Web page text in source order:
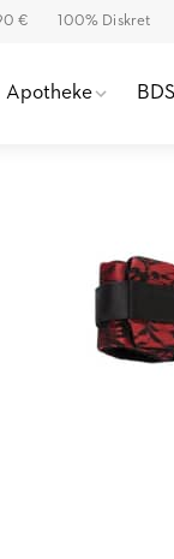
€ 100% Diskret
Apotheke